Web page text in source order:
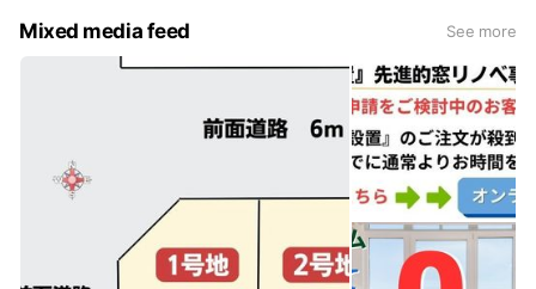
Mixed media feed See more